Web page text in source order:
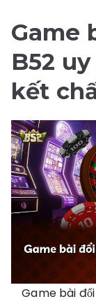
Game
B52
kết
Game bài